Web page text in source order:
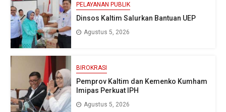
PELAYANAN PUBLIK
Dinsos Kaltim Salurkan Bantuan UEP
Agustus 5, 2026
BIROKRASI
Pemprov Kaltim dan Kemenko Kumham
Imipas Perkuat IPH
Agustus 5, 2026